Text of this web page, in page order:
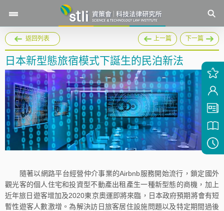
返回列表 上一篇 下一篇
日本新型態旅宿模式下誕生的民泊新法
隨著以網路平台經營仲介事業的Airbnb服務開始流行，鎖定國外
觀光客的個人住宅和投資型不動產出租產生一種新型態的商機，加上
近年旅日遊客增加及2020東京奧運即將來臨，日本政府預期將會有短
暫性遊客人數激增。為解決訪日旅客居住設施問題以及特定期間過後